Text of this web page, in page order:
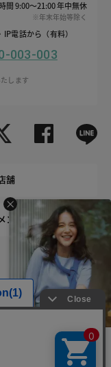
HIT ITEM - T-SHIRT
まとめ買いなら税込
間 9:00～21:00 年中無休
※年末年始等除く
IP電話から（有料）
003-003
します
舗
メンズ
企業情報